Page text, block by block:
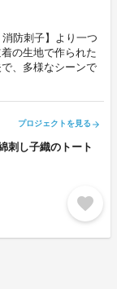
防刺子】より一つ
の生地で作られた
、多様なシーンで
プロジェクトを見る arrow_forward
刺し子織のトート
favorite